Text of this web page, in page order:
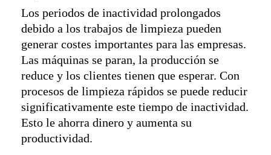
Los periodos de inactividad prolongados
debido a los trabajos de limpieza pueden
generar costes importantes para las empresas.
Las máquinas se paran, la producción se
reduce y los clientes tienen que esperar. Con
procesos de limpieza rápidos se puede reducir
significativamente este tiempo de inactividad.
Esto le ahorra dinero y aumenta su
productividad.